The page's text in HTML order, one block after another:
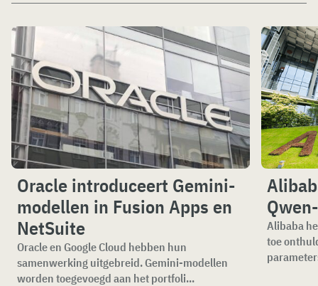
Oracle introduceert Gemini-
modellen in Fusion Apps en
NetSuite
Oracle en Google Cloud hebben hun
samenwerking uitgebreid. Gemini-modellen
worden toegevoegd aan het portfoli...
Alibaba
toe